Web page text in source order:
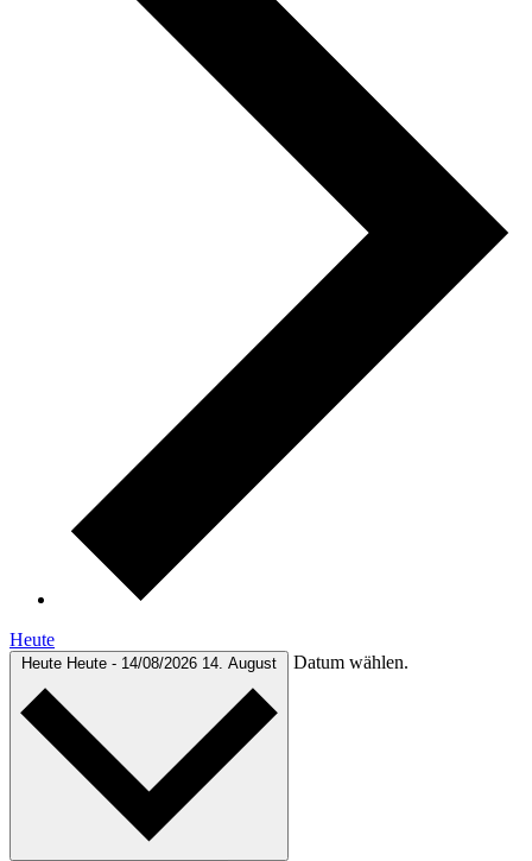
Heute
Heute Heute - 14/08/2026 14. August Datum wählen.